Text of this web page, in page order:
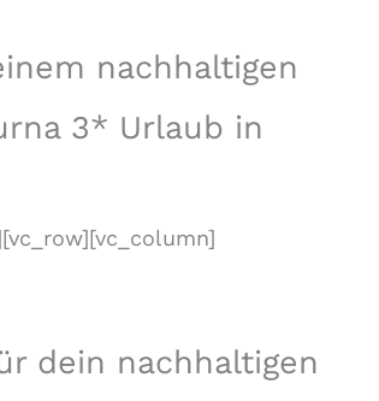
nachhaltigen
3* Urlaub in
dein nachhaltigen